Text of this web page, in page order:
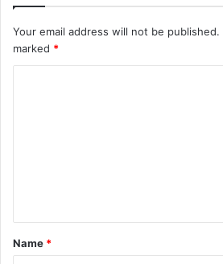
Your email address will not be published.
marked *
t
*
Name *